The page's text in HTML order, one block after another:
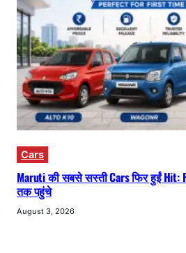
Cars
Maruti की सबसे सस्ती Cars फिर हुईं Hit:
तक पहुंचे
August 3, 2026